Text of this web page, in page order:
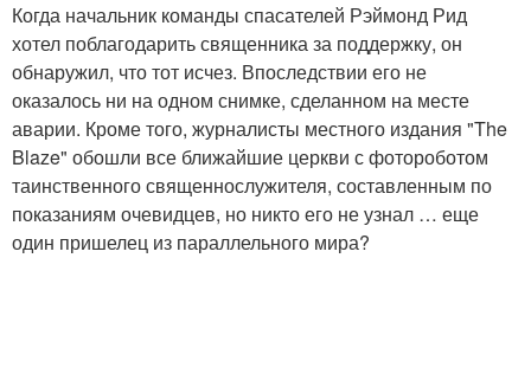
Когда начальник команды спасателей Рэймонд Рид
хотел поблагодарить священника за поддержку, он
обнаружил, что тот исчез. Впоследствии его не
оказалось ни на одном снимке, сделанном на месте
аварии. Кроме того, журналисты местного издания "The
Blaze" обошли все ближайшие церкви с фотороботом
таинственного священнослужителя, составленным по
показаниям очевидцев, но никто его не узнал … еще
один пришелец из параллельного мира?